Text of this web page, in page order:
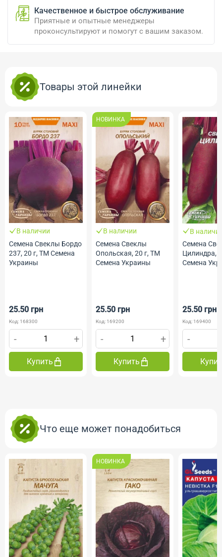
Качественное и быстрое обслуживание
Приятные и опытные менеджеры
проконсультируют и помогут с вашим заказом.
Товары этой линейки
В наличии
Семена Свеклы Бордо
237, 20 г, ТМ Семена
Украины
25.50 грн
Код: 168300
- +
Купить
НОВИНКА
В наличии
Семена Свеклы
Опольская, 20 г, ТМ
Семена Украины
25.50 грн
Код: 169200
- +
Купить
В
Семена
Цилиндра,
Семена
25.50 грн
Код: 169400
-
Что еще может понадобиться
НОВИНКА